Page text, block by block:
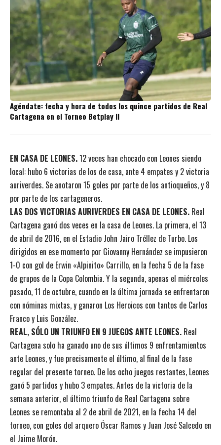
Agéndate: fecha y hora de todos los quince partidos de Real
Cartagena en el Torneo Betplay II
EN CASA DE LEONES.12 veces han chocado con Leones siendo
local: hubo 6 victorias de los de casa, ante 4 empates y 2 victoria
auriverdes. Se anotaron 15 goles por parte de los antioqueños, y 8
por parte de los cartageneros.
LAS DOS VICTORIAS AURIVERDES EN CASA DE LEONES. Real
Cartagena ganó dos veces en la casa de Leones. La primera, el 13
de abril de 2016, en el Estadio John Jairo Tréllez de Turbo. Los
dirigidos en ese momento por Giovanny Hernández se impusieron
1-0 con gol de Erwin «Alpinito» Carrillo, en la fecha 5 de la fase
de grupos de la Copa Colombia. Y la segunda, apenas el miércoles
pasado, 11 de octubre, cuando en la última jornada se enfrentaron
con nóminas mixtas, y ganaron Los Heroicos con tantos de Carlos
Franco y Luis González.
REAL, SÓLO UN TRIUNFO EN 9 JUEGOS ANTE LEONES. Real
Cartagena solo ha ganado uno de sus últimos 9 enfrentamientos
ante Leones, y fue precisamente el último, al final de la fase
regular del presente torneo. De los ocho juegos restantes, Leones
ganó 5 partidos y hubo 3 empates. Antes de la victoria de la
semana anterior, el último triunfo de Real Cartagena sobre
Leones se remontaba al 2 de abril de 2021, en la fecha 14 del
torneo, con goles del arquero Óscar Ramos y Juan José Salcedo en
el Jaime Morón.